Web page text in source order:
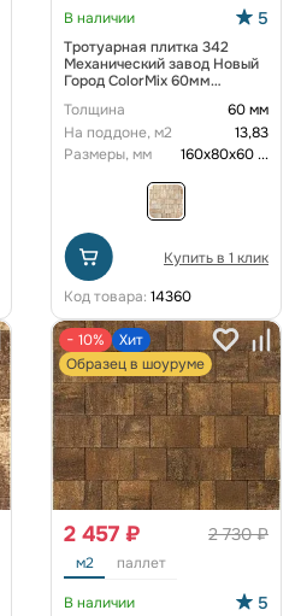
В наличии 5
Тротуарная плитка 342
Механический завод Новый
Город ColorMix 60мм
Толщина
60 мм
На поддоне, м2
13,83
Размеры, мм
160х80х60...
Купить в 1 клик
Код товара: 14360
− 10%
Хит
Образец в шоуруме
2 730 ₽
2 457 ₽
м2 паллет
В наличии 5